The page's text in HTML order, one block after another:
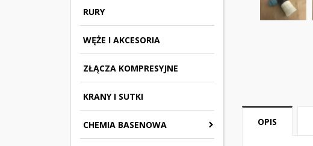
RURY
WĘŻE I AKCESORIA
ZŁĄCZA KOMPRESYJNE
KRANY I SUTKI
CHEMIA BASENOWA OPIS